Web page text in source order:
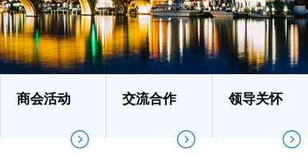
商会活动 交流合作 领导关怀